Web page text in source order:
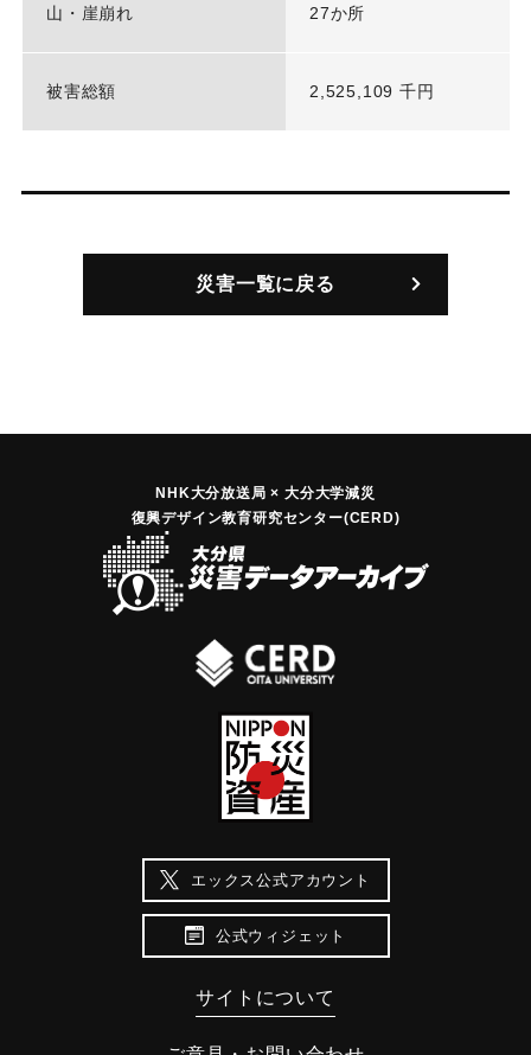
山・崖崩れ 27か所
被害総額 2,525,109 千円
災害一覧に戻る
NHK大分放送局 × 大分大学減災
復興デザイン教育研究センター(CERD)
エックス公式アカウント
公式ウィジェット
サイトについて